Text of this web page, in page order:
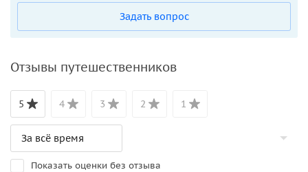
Задать вопрос
Отзывы путешественников
5 4 3 2 1
Показать оценки без отзыва